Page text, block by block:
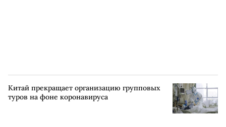
Китай прекращает организацию групповых
туров на фоне коронавируса